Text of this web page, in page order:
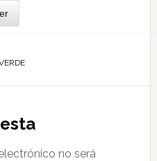
no será